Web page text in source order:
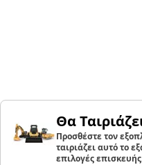
Θα
Προσθέστε τον
ταιριάζει αυτό το
επιλογές